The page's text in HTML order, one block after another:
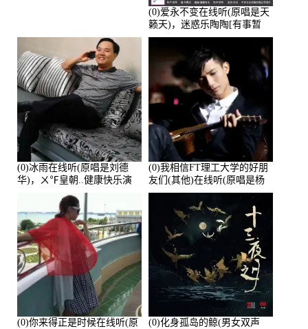
(0)爱永不变在线听(原唱是天
籁天)，迷惑乐陶陶[有事暂
离]演唱点播:27678次
(0)冰雨在线听(原唱是刘德
华)，ㄨ℉皇朝..健康快乐演
(0)我相信FT理工大学的好朋
友们(其他)在线听(原唱是杨
培安)，老乔演唱点播:23714
(0)你来得正是时候在线听(原
(0)化身孤岛的鲸(男女双声